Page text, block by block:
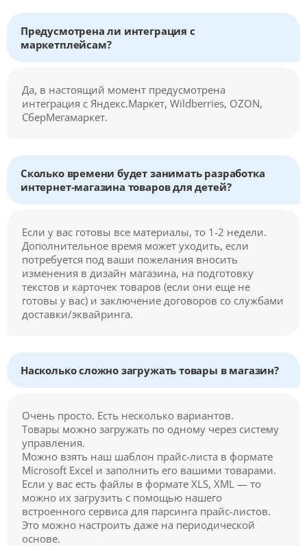
Предусмотрена ли интеграция с
маркетплейсам?
Да, в настоящий момент предусмотрена
интеграция с Яндекс.Маркет, Wildberries, OZON,
СберМегамаркет.
Сколько времени будет занимать разработка
интернет-магазина товаров для детей?
Если у вас готовы все материалы, то 1-2 недели.
Дополнительное время может уходить, если
потребуется под ваши пожелания вносить
изменения в дизайн магазина, на подготовку
текстов и карточек товаров (если они еще не
готовы у вас) и заключение договоров со службами
доставки/эквайринга.
Насколько сложно загружать товары в магазин?
Очень просто. Есть несколько вариантов.
Товары можно загружать по одному через систему
управления.
Можно взять наш шаблон прайс-листа в формате
Microsoft Excel и заполнить его вашими товарами.
Если у вас есть файлы в формате XLS, XML — то
можно их загрузить с помощью нашего
встроенного сервиса для парсинга прайс-листов.
Это можно настроить даже на периодической
основе.